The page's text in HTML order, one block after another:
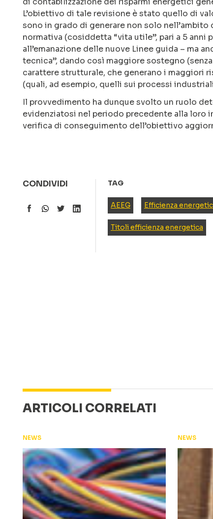
L’obiettivo di tale revisione è stato quello di
sono in grado di generare non solo
normativa (cosiddetta “vita utile”, pari a 5
all’emanazione delle nuove Linee guida – ma
tecnica”, dando così maggiore sostegno
carattere strutturale, che generano i maggiori
(quali, ad esempio, quelli sui processi
Il provvedimento ha dunque svolto un ruolo
evidenziatosi nel periodo precedente alla loro
verifica di conseguimento dell’obiettivo
CONDIVIDI TAG
AEEG Efficienza
Titoli efficienza energetica
ARTICOLI CORRELATI
NEWS NEWS